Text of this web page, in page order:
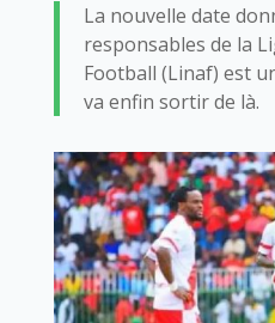
La nouvelle date
responsables de la
Football (Linaf) est
va enfin sortir de là.